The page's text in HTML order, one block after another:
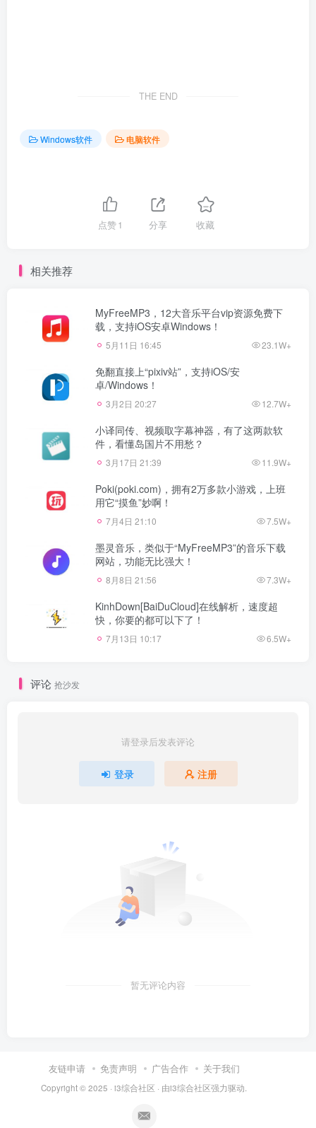
THE END
Windows软件 电脑软件
点赞1 分享 收藏
相关推荐
MyFreeMP3，12大音乐平台vip资源免费下
载，支持iOS安卓Windows！
5月11日 16:45 23.1W+
免翻直接上“pixiv站”，支持iOS/安
卓/Windows！
3月2日 20:27 12.7W+
小译同传、视频取字幕神器，有了这两款软
件，看懂岛国片不用愁？
3月17日 21:39 11.9W+
Poki(poki.com)，拥有2万多款小游戏，上班
用它“摸鱼”妙啊！
7月4日 21:10 7.5W+
墨灵音乐，类似于“MyFreeMP3”的音乐下载
网站，功能无比强大！
8月8日 21:56 7.3W+
KinhDown[BaiDuCloud]在线解析，速度超
快，你要的都可以下了！
7月13日 10:17 6.5W+
评论 抢沙发
请登录后发表评论
登录 注册
暂无评论内容
友链申请 免责声明 广告合作 关于我们
Copyright © 2025 · i3综合社区 · 由i3综合社区强力驱动.